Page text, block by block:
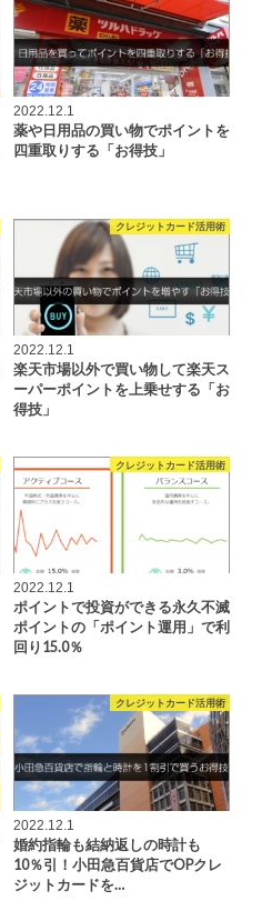
2022.12.1
薬や日用品の買い物でポイントを
四重取りする「お得技」
クレジットカード活用術
2022.12.1
楽天市場以外で買い物して楽天ス
ーパーポイントを上乗せする「お
得技」
クレジットカード活用術
2022.12.1
ポイントで投資ができる永久不滅
ポイントの「ポイント運用」で利
回り15.0％
クレジットカード活用術
2022.12.1
婚約指輪も結納返しの時計も
10％引！小田急百貨店でOPクレ
ジットカードを…